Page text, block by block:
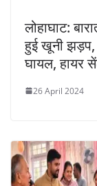
लोहाघाट:
हुई खूनी
घायल, हायर
26 April 2024